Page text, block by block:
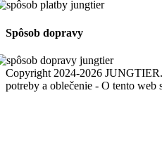
Spôsob dopravy
Copyright 2024-2026
potreby a oblečenie - O tento web